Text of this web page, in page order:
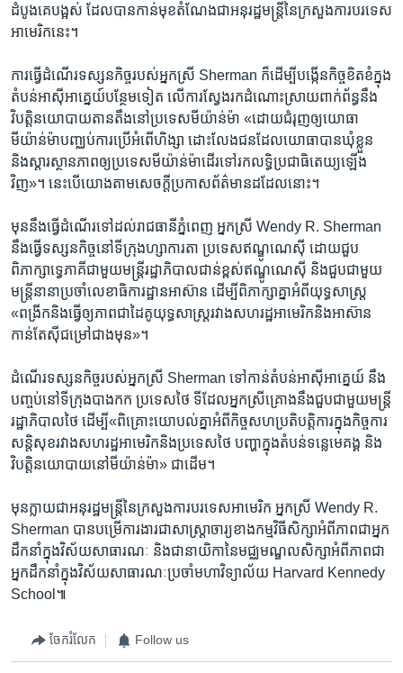
ដំបូង​គេ​បង្អស់​ ដែល​បាន​កាន់​មុខ​តំណែង​ជា​អនុរដ្ឋមន្ត្រីនៃក្រសួងការបរទេស​
អាមេរិក​នេះ។​
ការ​ធ្វើ​ដំណើរ​ទស្សនកិច្ច​របស់​អ្នកស្រី​ Sherman ​ក៏​ដើម្បី​បង្កើន​កិច្ច​ខិតខំ​ក្នុង​
តំបន់​អាស៊ី​អាគ្នេយ៍​បន្ថែម​ទៀត​ លើ​ការ​ស្វែង​រក​ដំណោះ​ស្រាយ​ពាក់ព័ន្ធ​នឹង​
វិបត្តិនយោបាយ​តានតឹង​នៅ​ប្រទេស​មីយ៉ាន់ម៉ា​ «ដោយ​ជំរុញ​ឲ្យ​យោធា​
មីយ៉ាន់ម៉ា​បញ្ឈប់​ការ​ប្រើ​អំពើ​ហិង្សា​ ដោះលែង​ជន​ដែល​យោធា​បាន​ឃុំ​ខ្លួន​
និង​ស្តារ​ស្ថានភាព​ឲ្យ​ប្រទេស​មីយ៉ាន់ម៉ា​ដើរ​ទៅ​រក​លទ្ធិ​ប្រជាធិតេយ្យ​ឡើង​
វិញ»។ ​នេះ​បើ​យោង​តាម​សេចក្តី​ប្រកាស​ព័ត៌មាន​ដដែល​នោះ។​
មុន​នឹង​ធ្វើ​ដំណើរ​ទៅ​ដល់​រាជធានី​ភ្នំពេញ​ អ្នកស្រី​ Wendy R. Sherman ​
នឹង​ធ្វើ​ទស្សនកិច្ច​នៅ​ទីក្រុង​ហ្សាការតា ​ប្រទេស​ឥណ្ឌូណេស៊ី​ ដោយ​ជួប​
ពិភាក្សា​ទ្វេភាគី​ជាមួយ​មន្ត្រី​រដ្ឋាភិបាល​ជាន់​ខ្ពស់​ឥណ្ឌូណេស៊ី​ និង​ជួប​ជាមួយ​
មន្ត្រីនានា​ប្រចាំ​លេខាធិការដ្ឋាន​អាស៊ាន​ ដើម្បីពិភាក្សា​គ្នា​អំពី​យុទ្ធសាស្ត្រ​
«ពង្រីក​និង​ធ្វើ​ឲ្យ​ភាពជា​ដៃ​គូ​យុទ្ធសាស្ត្រ​រវាង​សហ​រដ្ឋ​អាមេរិក​និង​អាស៊ាន​
កាន់​តែ​ស៊ី​ជម្រៅ​ជាងមុន»។​
ដំណើរ​ទស្សនកិច្ច​របស់​អ្នកស្រី​ Sherman ទៅ​កាន់​តំបន់​អាស៊ី​អាគ្នេយ៍ នឹង​
បញ្ចប់​នៅ​ទីក្រុង​បាងកក ​ប្រទេស​ថៃ ​ទីដែល​អ្នកស្រី​គ្រោង​នឹង​ជួបជាមួយ​មន្ត្រី​
រដ្ឋាភិបាល​ថៃ ​ដើម្បី​«ពិគ្រោះ​យោបល់​គ្នា​អំពី​កិច្ច​សហ​ប្រតិបត្តិ​ការក្នុង​កិច្ចការ​
សន្តិសុខ​រវាង​សហ​រដ្ឋ​អាមេរិក​និង​ប្រទេស​ថៃ​ បញ្ហា​ក្នុង​តំបន់​ទន្លេ​មេគង្គ​ និង​
វិបត្តិ​នយោបាយ​នៅ​មីយ៉ាន់ម៉ា»​ ជា​ដើម។​
មុន​ក្លាយ​ជាអនុរដ្ឋមន្ត្រីនៃក្រសួងការបរទេសអាមេរិក ​អ្នកស្រី ​Wendy R.
Sherman ​បាន​បម្រើ​ការងារ​ជា​សាស្ត្រាចារ្យ​ខាង​កម្មវិធី​សិក្សា​អំពី​ភាពជា​អ្នក
ដឹកនាំ​ក្នុង​វិស័យ​សាធារណៈ​ និង​ជា​នាយិកា​នៃ​មជ្ឈមណ្ឌល​សិក្សា​អំពី​ភាព​ជា​
អ្នកដឹកនាំ​ក្នុង​វិស័យ​សាធារណៈ​ប្រចាំ​មហាវិទ្យាល័យ ​Harvard Kennedy
School៕
ចែករំលែក Follow us